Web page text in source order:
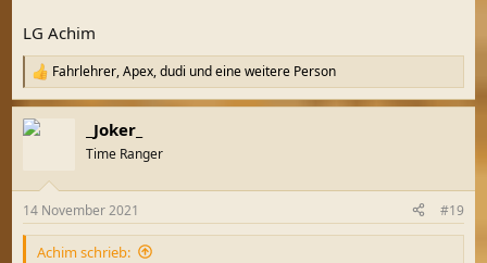
LG Achim
R
e
a
k
e
n
Fahrlehrer,Apex,dudi und eine weitere Person
_Joker_
Time Ranger
14 November 2021 #19
Achim schrieb: